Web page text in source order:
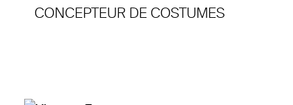
CONCEPTEUR DE COSTUMES